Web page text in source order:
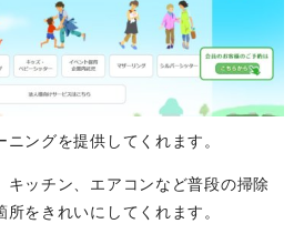
ングを提供してくれます。
キッチン、エアコンなど普段の掃除
をきれいにしてくれます。